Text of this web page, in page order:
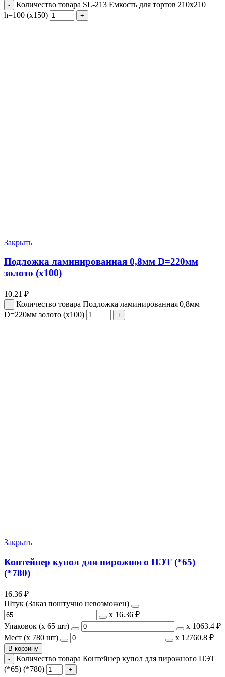
Количество товара SL-213 Емкость для тортов 210х210
h=100 (х150)
Закрыть
Подложка ламинированная 0,8мм D=220мм
золото (х100)
10.21 ₽
Количество товара Подложка ламинированная 0,8мм
D=220мм золото (х100)
Закрыть
Контейнер купол для пирожного ПЭТ (*65)
(*780)
16.36 ₽
Штук (Заказ поштучно невозможен)
х 16.36 ₽
Упаковок (x 65 шт)
х 1063.4 ₽
Мест (x 780 шт)
х 12760.8 ₽
В корзину
Количество товара Контейнер купол для пирожного ПЭТ
(*65) (*780)